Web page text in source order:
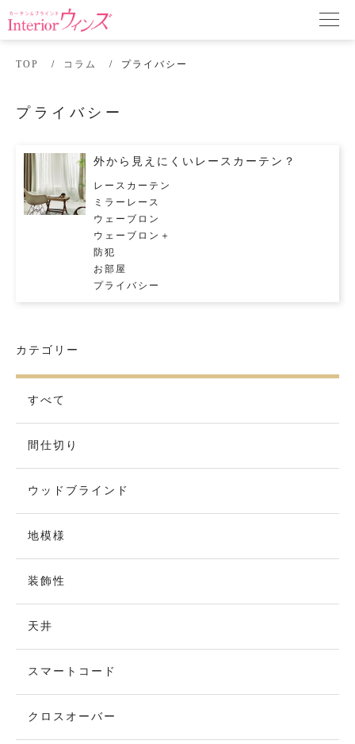
TOP コラム プライバシー
プライバシー
外から見えにくいレースカーテン？
レースカーテン
ミラーレース
ウェーブロン
ウェーブロン＋
防犯
お部屋
プライバシー
カテゴリー
すべて
間仕切り
ウッドブラインド
地模様
装飾性
天井
スマートコード
クロスオーバー